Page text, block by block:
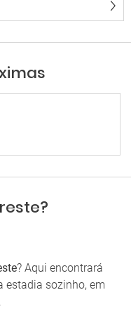
? Aqui encontrará
estadia sozinho, em